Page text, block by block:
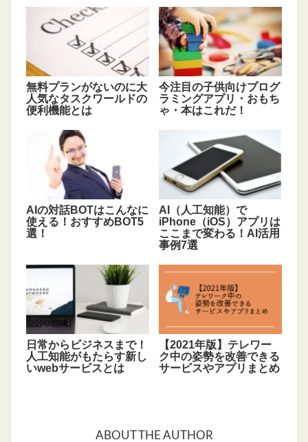
無料プランがないのに大
人気なタスクワールドの
便利機能とは
今注目の子供向けプログ
ラミングアプリ・おもち
ゃ・本はこれだ！
AIの対話BOTはこんなに
使える！おすすめBOT5
選！
AI（人工知能）で
iPhone（iOS）アプリは
ここまで変わる！AI活用
事例7選
日常からビジネスまで！
人工知能がもたらす新し
いwebサービスとは
【2021年版】テレワー
ク中の姿勢を改善できる
サービスやアプリまとめ
ABOUT THE AUTHOR